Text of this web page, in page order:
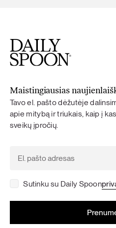
Maistingiausias
Tavo el. pašto dėžutėje
apie mitybą ir triukais, kaip į
sveikų įpročių.
Sutinku su Daily Spoon